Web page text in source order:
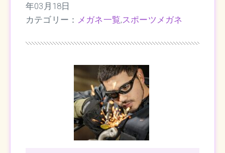
年03月18日
カテゴリー： メガネ一覧,スポーツメガネ